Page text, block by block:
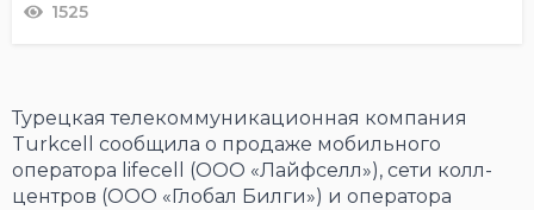
1525
Турецкая телекоммуникационная компания
Turkcell сообщила о продаже мобильного
оператора lifecell (ООО «Лайфселл»), сети колл-
центров (ООО «Глобал Билги») и оператора